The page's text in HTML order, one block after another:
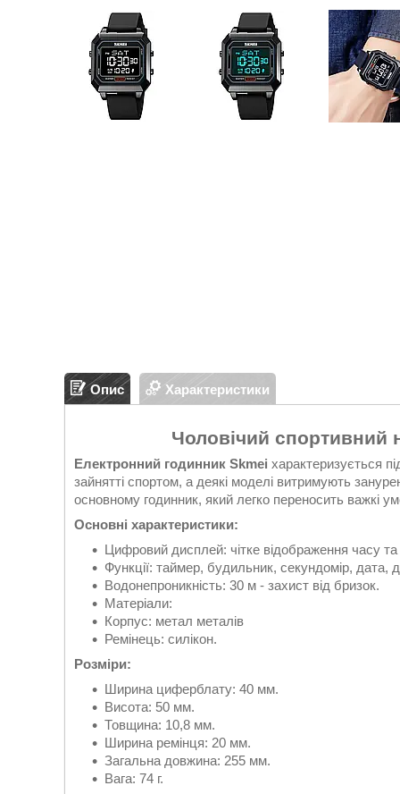
Опис Характеристики
Чоловічий спортивний
Електронний годинник Skmei характеризується
зайнятті спортом, а деякі моделі витримують
основному годинник, який легко переносить важкі
Основні характеристики:
Цифровий дисплей: чітке відображення часу
Функції: таймер, будильник, секундомір,
Водонепроникність: 30 м - захист від бризок.
Матеріали:
Корпус: метал металів
Ремінець: силікон.
Розміри:
Ширина циферблату: 40 мм.
Висота: 50 мм.
Товщина: 10,8 мм.
Ширина ремінця: 20 мм.
Загальна довжина: 255 мм.
Вага: 74 г.